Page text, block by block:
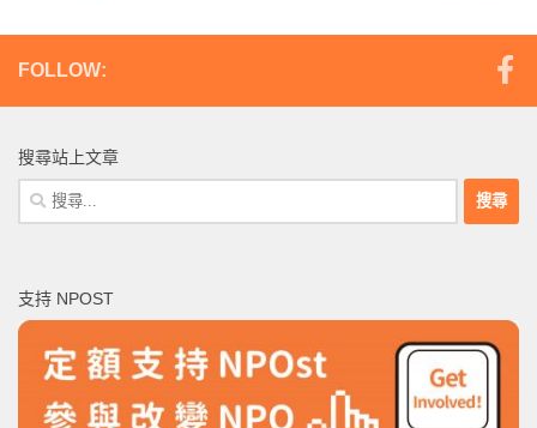
FOLLOW:
搜尋站上文章
搜
尋
字:
支持 NPOST